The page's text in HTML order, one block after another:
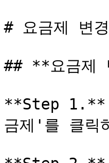
# 요금제 변
## **요금제
**Step 1.**
금제'를 클릭